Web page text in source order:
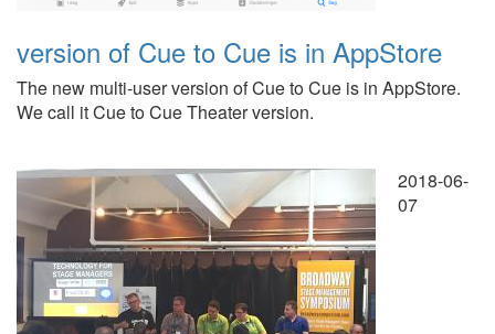
version of Cue to Cue is in AppStore
The new multi-user version of Cue to Cue is in AppStore.
We call it Cue to Cue Theater version.
2018-06-
07